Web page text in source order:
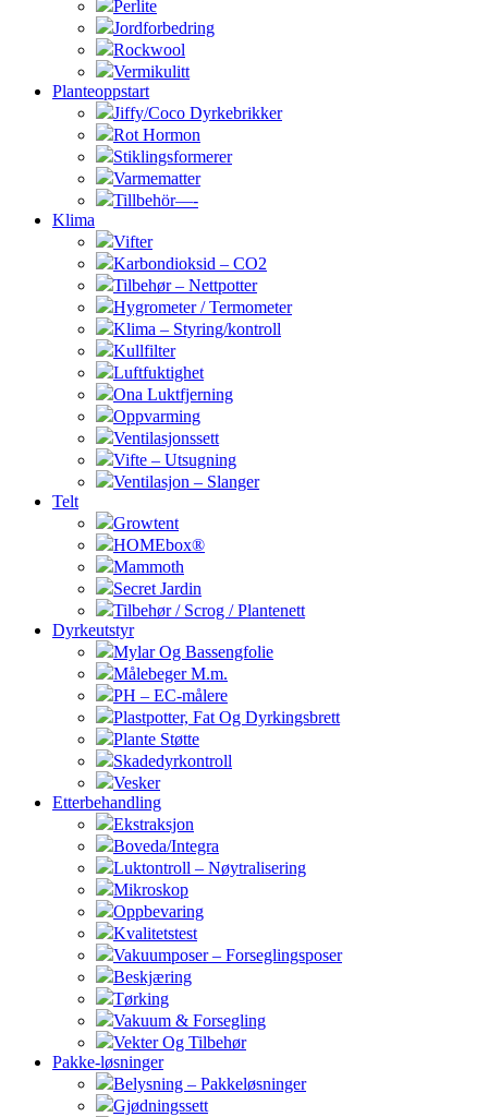
Perlite
Jordforbedring
Rockwool
Vermikulitt
Planteoppstart
Jiffy/Coco Dyrkebrikker
Rot Hormon
Stiklingsformerer
Varmematter
Tillbehör—-
Klima
Vifter
Karbondioksid – CO2
Tilbehør – Nettpotter
Hygrometer / Termometer
Klima – Styring/kontroll
Kullfilter
Luftfuktighet
Ona Luktfjerning
Oppvarming
Ventilasjonssett
Vifte – Utsugning
Ventilasjon – Slanger
Telt
Growtent
HOMEbox®
Mammoth
Secret Jardin
Tilbehør / Scrog / Plantenett
Dyrkeutstyr
Mylar Og Bassengfolie
Målebeger M.m.
PH – EC-målere
Plastpotter, Fat Og Dyrkingsbrett
Plante Støtte
Skadedyrkontroll
Vesker
Etterbehandling
Ekstraksjon
Boveda/Integra
Luktontroll – Nøytralisering
Mikroskop
Oppbevaring
Kvalitetstest
Vakuumposer – Forseglingsposer
Beskjæring
Tørking
Vakuum & Forsegling
Vekter Og Tilbehør
Pakke-løsninger
Belysning – Pakkeløsninger
Gjødningssett